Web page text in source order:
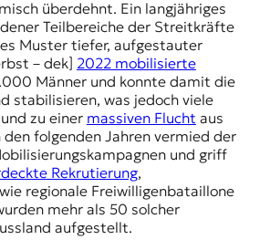
überdehnt. Ein langjähriges
Teilbereiche der Streitkräfte
Muster tiefer, aufgestauter
– dek] 2022 mobilisierte
Männer und konnte damit die
stabilisieren, was jedoch viele
zu einer massiven Flucht aus
folgenden Jahren vermied der
und griff
Rekrutierung,
regionale Freiwilligenbataillone
mehr als 50 solcher
aufgestellt.